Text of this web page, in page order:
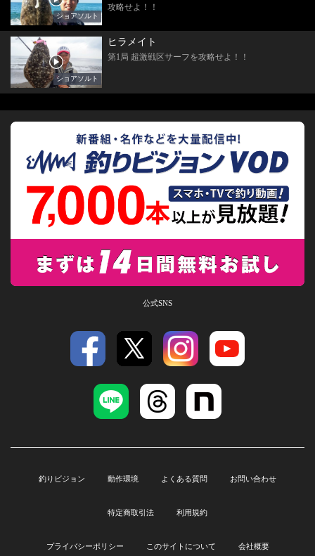
ショアソルト
攻略せよ！！
ショアソルト
ヒラメイト
第1局 超激戦区サーフを攻略せよ！！
公式SNS
釣りビジョン 動作環境 よくある質問 お問い合わせ
特定商取引法 利用規約
プライバシーポリシー このサイトについて 会社概要